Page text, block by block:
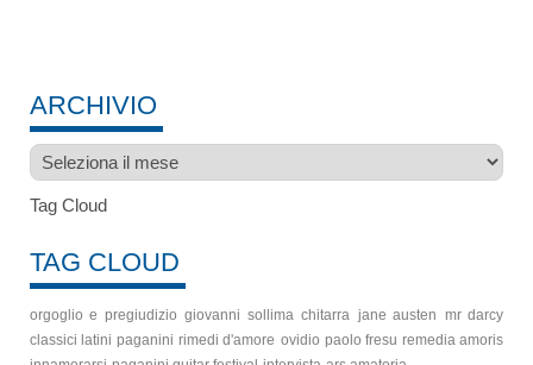
ARCHIVIO
Archivio
Tag Cloud
TAG CLOUD
orgoglio e pregiudizio giovanni sollima chitarra jane austen mr darcy
classici latini paganini rimedi d'amore ovidio paolo fresu remedia amoris